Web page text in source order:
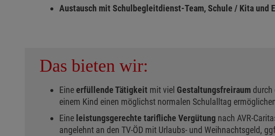
Austausch mit Schulbegleitdienst-Team, Schule / Kita und
Das bieten wir:
Eineerfüllende Tätigkeit mit viel Gestaltungsfreiraum durch
einem Kind einen möglichst normalen Schulalltag
Eine leistungsgerechte tarifliche Vergütung nach AVR-
angelehnt an den TV-ÖD mit Urlaubs- und Weihnachtsgeld,